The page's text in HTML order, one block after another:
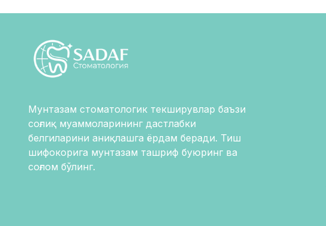
Мунтазам стоматологик текширувлар баъзи
соғлиқ муаммоларининг дастлабки
белгиларини аниқлашга ёрдам беради. Тиш
шифокорига мунтазам ташриф буюринг ва
соғлом бўлинг.